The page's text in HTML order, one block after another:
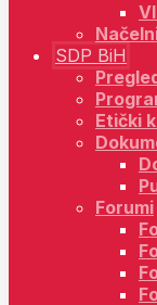
SDP BiH
Etički
Forumi